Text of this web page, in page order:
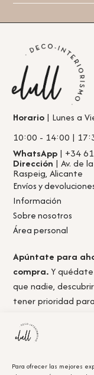
Para ofrecer las mejores
Horario | Lunes a
10:00 - 14:00 |
WhatsApp | +34
Dirección | Av. de
Raspeig, Alicante
Envíos y
Información
Sobre nosotros
Área personal
Apúntate para
compra.Y
que nadie,
tener prioridad